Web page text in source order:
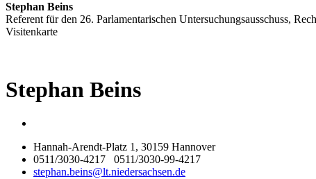
Stephan Beins
Referent für den 26. Parlamentarischen Untersuchungsausschuss,
Visitenkarte
Stephan Beins
Hannah-Arendt-Platz 1, 30159 Hannover
0511/3030-4217 0511/3030-99-4217
stephan.beins@lt.niedersachsen.de